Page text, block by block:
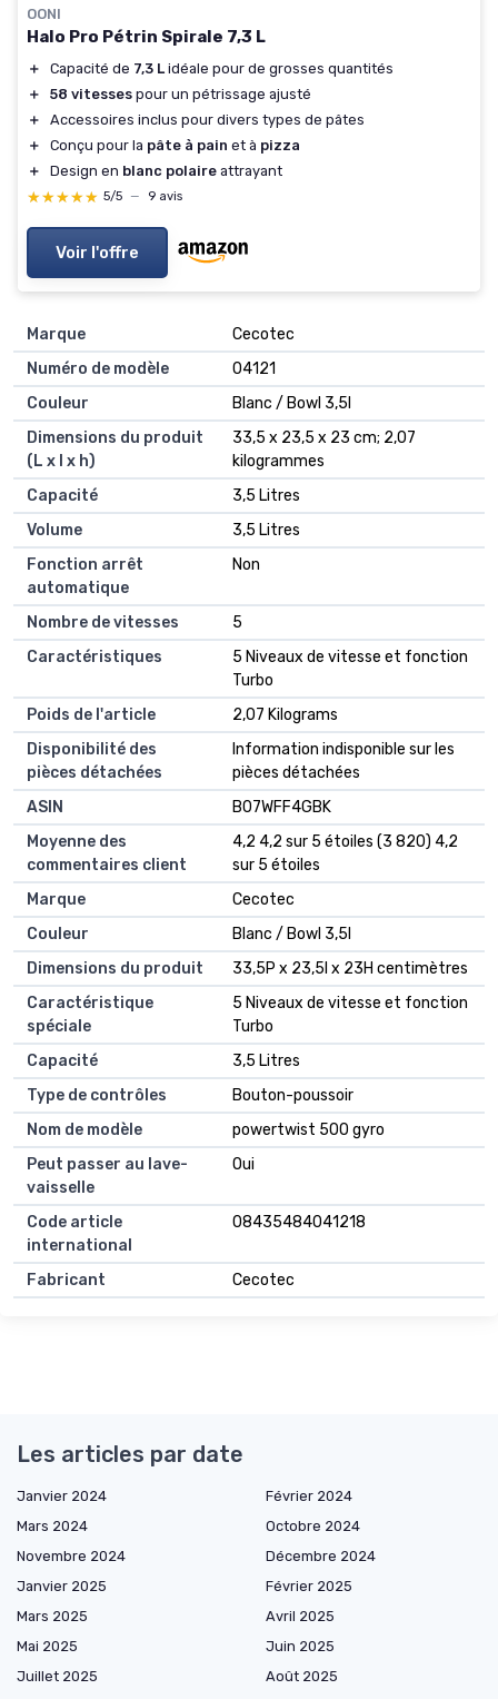
OONI
Halo Pro Pétrin Spirale 7,3 L
＋ Capacité de 7,3 L idéale pour de grosses quantités
＋
58 vitesses pour un pétrissage ajusté
＋
Accessoires inclus pour divers types de pâtes
＋
Conçu pour la pâte à pain et à pizza
＋
Design en blanc polaire attrayant
★★★★★
★★★★★ 5/5 — 9 avis
Voir l'offre
Marque
‎Cecotec
Numéro de modèle
‎04121
Couleur
‎Blanc / Bowl 3,5l
Dimensions du produit
(L x l x h)
‎33,5 x 23,5 x 23 cm; 2,07
kilogrammes
Capacité
‎3,5 Litres
Volume
‎3,5 Litres
Fonction arrêt
automatique
‎Non
Nombre de vitesses
‎5
Caractéristiques
‎5 Niveaux de vitesse et fonction
Turbo
Poids de l'article
‎2,07 Kilograms
Disponibilité des
pièces détachées
‎Information indisponible sur les
pièces détachées
ASIN
B07WFF4GBK
Moyenne des
commentaires client
4,2 4,2 sur 5 étoiles (3 820) 4,2
sur 5 étoiles
Marque
Cecotec
Couleur
Blanc / Bowl 3,5l
Dimensions du produit
33,5P x 23,5l x 23H centimètres
Caractéristique
spéciale
5 Niveaux de vitesse et fonction
Turbo
Capacité
3,5 Litres
Type de contrôles
Bouton-poussoir
Nom de modèle
powertwist 500 gyro
Peut passer au lave-
vaisselle
Oui
Code article
international
08435484041218
Fabricant Cecotec
Les articles par date
Janvier 2024
Février 2024
Mars 2024
Octobre 2024
Novembre 2024
Décembre 2024
Janvier 2025
Février 2025
Mars 2025
Avril 2025
Mai 2025
Juin 2025
Juillet 2025
Août 2025